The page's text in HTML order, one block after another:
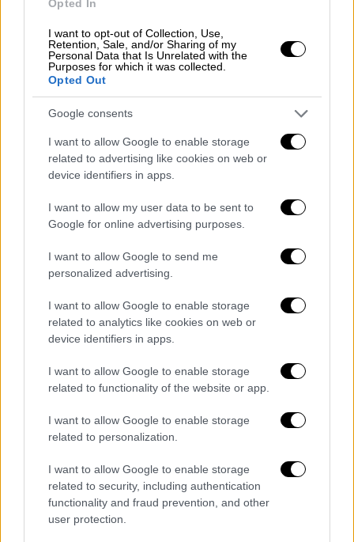
Opted In
I want to opt-out of Collection, Use,
Retention, Sale, and/or Sharing of my
Personal Data that Is Unrelated with the
Purposes for which it was collected.
Opted Out
Google consents
I want to allow Google to enable storage
related to advertising like cookies on web or
device identifiers in apps.
I want to allow my user data to be sent to
Google for online advertising purposes.
I want to allow Google to send me
personalized advertising.
I want to allow Google to enable storage
related to analytics like cookies on web or
device identifiers in apps.
I want to allow Google to enable storage
related to functionality of the website or app.
I want to allow Google to enable storage
related to personalization.
I want to allow Google to enable storage
related to security, including authentication
functionality and fraud prevention, and other
user protection.
τα στείλαμε γρήγορα»,είπε ο μεγιστάνας,
προσθέτοντας πως οι πολιτειακές αρχές
ανέπτυξαν επίσης πόρους και γενικά «η
αντίδραση ήταν απίστευτη».
Οι ελπίδες πως θα βρεθούν περισσότεροι
επιζώντες μειώνονται όσο περνούν οι ώρες,
έξι ημέρες αφού ξαφνικές πλημμύρες
σάρωσαν περιοχή με άφθονο τουρισμό εν
μέσω του τριημέρου της αμερικανικής